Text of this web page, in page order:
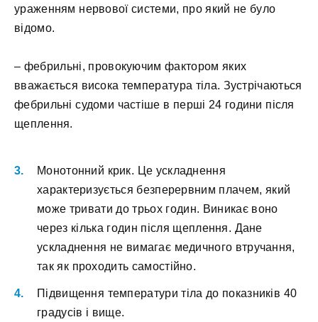
ураженням нервової системи, про який не було
відомо.
– фебрильні, провокуючим фактором яких
вважається висока температура тіла. Зустрічаються
фебрильні судоми частіше в перші 24 години після
щеплення.
Монотонний крик. Це ускладнення
характеризується безперервним плачем, який
може тривати до трьох годин. Виникає воно
через кілька годин після щеплення. Дане
ускладнення не вимагає медичного втручання,
так як проходить самостійно.
Підвищення температури тіла до показників 40
градусів і вище.